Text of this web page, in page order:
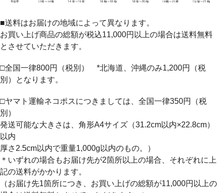
■送料はお届けの地域によって異なります。
お買い上げ商品の総額が税込11,000円以上の場合は送料無料
とさせていただきます。
□全国一律800円（税別） *北海道、沖縄のみ1,200円（税
別）となります。
□ヤマト運輸ネコポスにつきましては、全国一律350円（税
別）
発送可能な大きさは、角形A4サイズ（31.2cm以内×22.8cm）
以内
厚さ2.5cm以内で重量1,000g以内のもの。）
＊いずれの場合もお届け先が2箇所以上の場合、それぞれに上
記の送料がかかります。
（お届け先1箇所につき、お買い上げの総額が11,000円以上の